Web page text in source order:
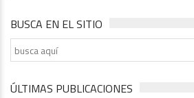
BUSCA EN EL SITIO
ÚLTIMAS PUBLICACIONES